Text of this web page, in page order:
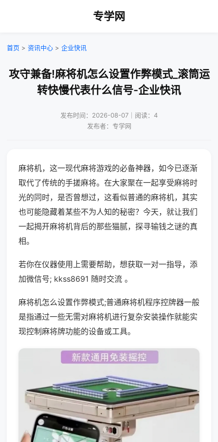
专学网
首页 > 资讯中心 > 企业快讯
攻守兼备!麻将机怎么设置作弊模式_滚筒运
转快慢代表什么信号-企业快讯
发布时间：2026-08-07｜阅读：4
发布者：专学网
麻将机，这一现代麻将游戏的必备神器，如今已逐渐
取代了传统的手搓麻将。在大家聚在一起享受麻将时
光的同时，是否曾想过，这看似普通的麻将机，其实
也可能隐藏着某些不为人知的秘密？今天，就让我们
一起揭开麻将机背后的那些猫腻，探寻输钱之谜的真
相。
若你在仪器使用上需要帮助，想获取一对一指导，添
加微信号; kkss8691 随时交流 。
麻将机怎么设置作弊模式;普通麻将机程序控牌器一般
是指通过一些无需对麻将机进行复杂安装操作就能实
现控制麻将牌功能的设备或工具。